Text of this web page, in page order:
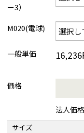
ー3）
M020(電球)
一般単価
価格
法人価
サイズ